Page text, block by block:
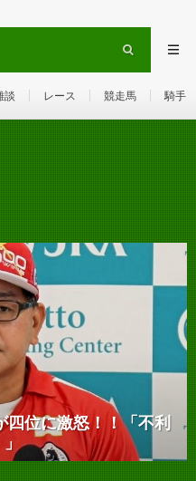
談 レース 競走馬 騎手
四位に激怒！！「不利
」